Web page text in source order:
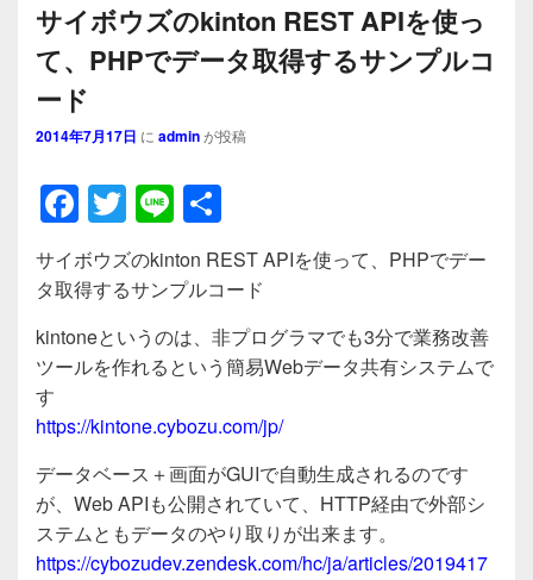
サイボウズのkinton REST APIを使っ
て、PHPでデータ取得するサンプルコ
ード
2014年7月17日 に adminが投稿
F
a
c
e
b
o
o
k
T
wi
tt
er
Li
n
e
有
サイボウズのkinton REST APIを使って、PHPでデー
タ取得するサンプルコード
kintoneというのは、非プログラマでも3分で業務改善
ツールを作れるという簡易Webデータ共有システムで
す
https://kintone.cybozu.com/jp/
データベース＋画面がGUIで自動生成されるのです
が、Web APIも公開されていて、HTTP経由で外部シ
ステムともデータのやり取りが出来ます。
https://cybozudev.zendesk.com/hc/ja/articles/2019417